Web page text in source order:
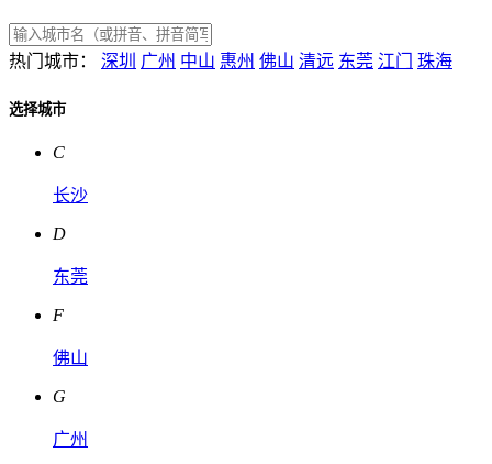
热门城市： 深圳 广州 中山 惠州 佛山 清远 东莞 江门 珠海
选择城市
C
长沙
D
东莞
F
佛山
G
广州